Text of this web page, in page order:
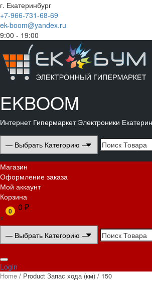
Перейти
к
содержимому
г. Екатеринбург
+7-966-731-68-69
ek-boom@yandex.ru
9:00 - 19:00
аккаунт
Оформление
заказа
EKBOOM
Интернет Гипермаркет Электроники
Search
for:
Основное
меню
Магазин
Оформление заказа
Мой аккаунт
Корзина
0 0 ₽
x
Search
for:
Login
Home / Product Запас хода (км) / 150